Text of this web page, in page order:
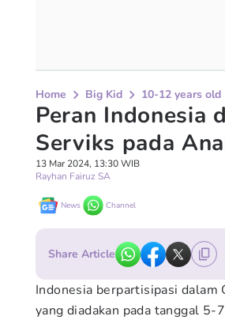
Home Big Kid 10-12 years old
Peran Indonesia
Serviks pada
13 Mar 2024, 13:30 WIB
Rayhan Fairuz SA
News Channel
Share Article
Indonesia berpartisipasi dalam
yang diadakan pada tanggal